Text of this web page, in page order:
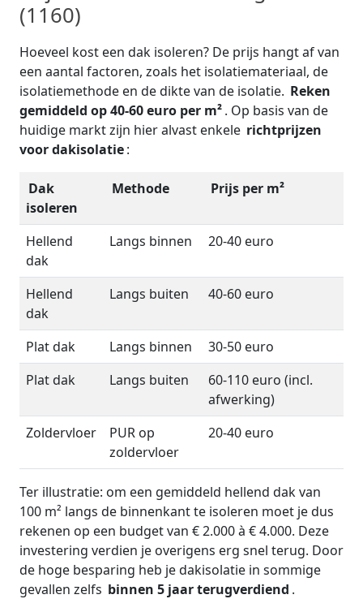
(1160)
Hoeveel kost een dak isoleren? De prijs hangt af van
een aantal factoren, zoals het isolatiemateriaal, de
isolatiemethode en de dikte van de isolatie. Reken
gemiddeld op 40-60 euro per m². Op basis van de
huidige markt zijn hier alvast enkele richtprijzen
voor dakisolatie:
Dak
isoleren
Methode Prijs per m²
Hellend
dak
Langs binnen 20-40 euro
Hellend
dak
Langs buiten 40-60 euro
Plat dak Langs binnen
30-50 euro
Plat dak
Langs buiten
60-110 euro (incl.
afwerking)
Zoldervloer
PUR op
zoldervloer
20-40 euro
Ter illustratie: om een gemiddeld hellend dak van
100 m² langs de binnenkant te isoleren moet je dus
rekenen op een budget van € 2.000 à € 4.000. Deze
investering verdien je overigens erg snel terug. Door
de hoge besparing heb je dakisolatie in sommige
gevallen zelfs binnen 5 jaar terugverdiend .